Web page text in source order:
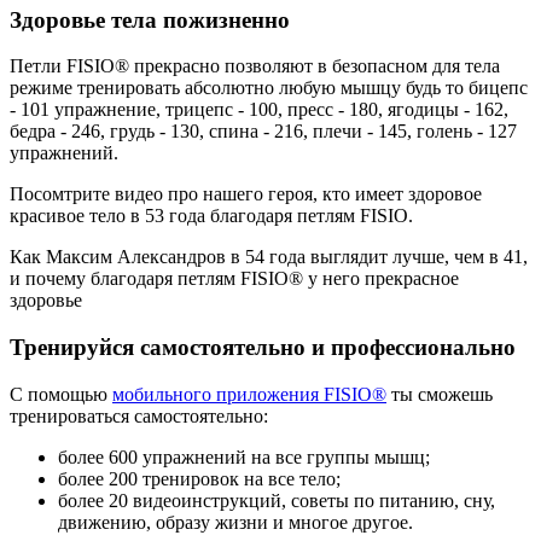
Здоровье тела пожизненно
Петли FISIO® прекрасно позволяют в безопасном для тела
режиме тренировать абсолютно любую мышцу будь то бицепс
- 101 упражнение, трицепс - 100, пресс - 180, ягодицы - 162,
бедра - 246, грудь - 130, спина - 216, плечи - 145, голень - 127
упражнений.
Посомтрите видео про нашего героя, кто имеет здоровое
красивое тело в 53 года благодаря петлям FISIO.
Как Максим Александров в 54 года выглядит лучше, чем в 41,
и почему благодаря петлям FISIO® у него прекрасное
здоровье
Тренируйся самостоятельно и профессионально
С помощью мобильного приложения FISIO® ты сможешь
тренироваться самостоятельно:
более 600 упражнений на все группы мышц;
более 200 тренировок на все тело;
более 20 видеоинструкций, советы по питанию, сну,
движению, образу жизни и многое другое.